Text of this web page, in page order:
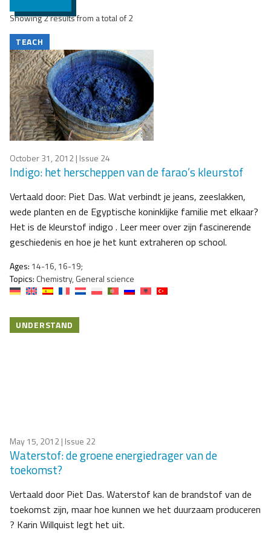
Showing 2 results from a total of 2
TEACH
October 31, 2012| Issue 24
Indigo: het herscheppen van de farao’s kleurstof
Vertaald door: Piet Das. Wat verbindt je jeans, zeeslakken,
wede planten en de Egyptische koninklijke familie met elkaar?
Het is de kleurstof indigo . Leer meer over zijn fascinerende
geschiedenis en hoe je het kunt extraheren op school.
Ages: 14-16, 16-19;
Topics: Chemistry, General science
UNDERSTAND
May 15, 2012| Issue 22
Waterstof: de groene energiedrager van de
toekomst?
Vertaald door Piet Das. Waterstof kan de brandstof van de
toekomst zijn, maar hoe kunnen we het duurzaam produceren
? Karin Willquist legt het uit.